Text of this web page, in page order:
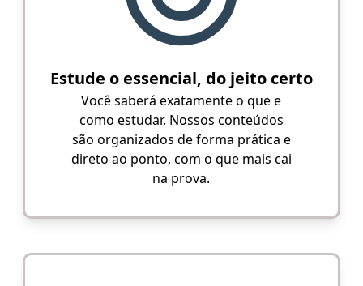
Estude o essencial, do jeito certo
Você saberá exatamente o que e
como estudar. Nossos conteúdos
são organizados de forma prática e
direto ao ponto, com o que mais cai
na prova.